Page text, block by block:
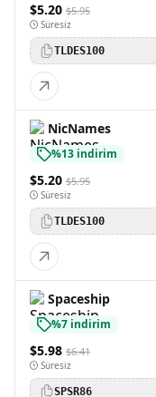
$5.20 $5.95
Süresiz
TLDES100
NicNames
%13 indirim
$5.20 $5.95
Süresiz
TLDES100
Spaceship
%7 indirim
$5.98 $6.41
Süresiz
SPSR86